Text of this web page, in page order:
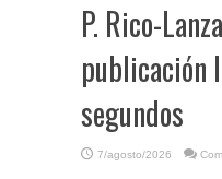
P. Rico-
publicación
segundos
7/agosto/2026